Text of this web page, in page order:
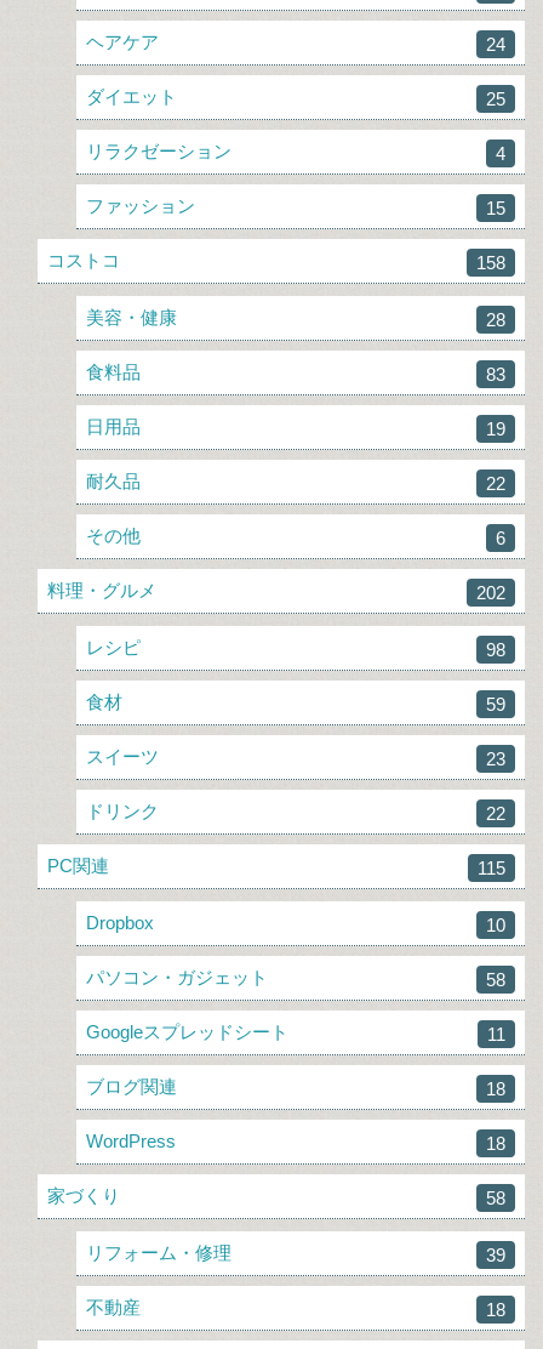
ヘアケア 24
ダイエット 25
リラクゼーション 4
ファッション 15
コストコ 158
美容・健康 28
食料品 83
日用品 19
耐久品 22
その他 6
料理・グルメ 202
レシピ 98
食材 59
スイーツ 23
ドリンク 22
PC関連 115
Dropbox 10
パソコン・ガジェット 58
Googleスプレッドシート 11
ブログ関連 18
WordPress 18
家づくり 58
リフォーム・修理 39
不動産 18